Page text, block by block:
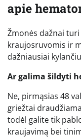
apie
Žmonės dažnai
kraujosruvomis ir
dažniausiai
Ar galima šildyti
Ne, pirmąsias 48
griežtai
todėl galite tik
kraujavimą bei